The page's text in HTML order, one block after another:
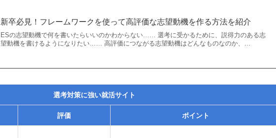
新卒必見！フレームワークを使って高評価な志望動機を作る方法を紹介
ESの志望動機で何を書いたらいいのかわからない…… 選考に受かるために、説得力のある志
望動機を書けるようになりたい…… 高評価につながる志望動機はどんなものなのか、…
選考対策に強い就活サイト
評価 ポイント